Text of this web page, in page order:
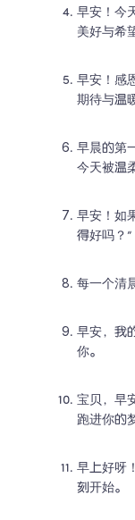
早安！今
美好与希
早安！感
期待与温
早晨的第
今天被温
早安！如
得好吗？”
每一个清
早安，我
你。
宝贝，早
跑进你的
早上好呀
刻开始。